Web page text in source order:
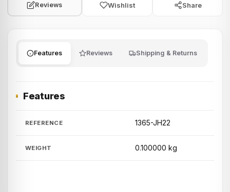
Reviews Wishlist Share
Features Reviews Shipping & Returns
Features
REFERENCE 1365-JH22
WEIGHT 0.100000 kg